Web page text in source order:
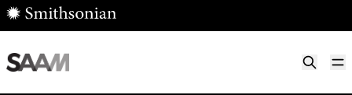
Skip to main content